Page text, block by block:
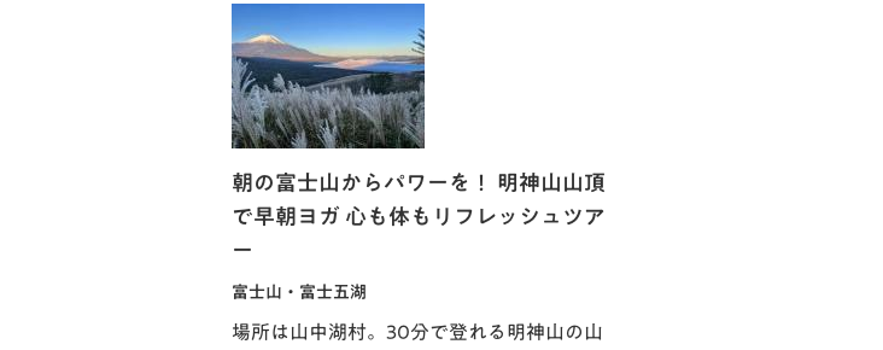
朝の富士山からパワーを！ 明神山山頂
で早朝ヨガ 心も体もリフレッシュツア
ー
富士山・富士五湖
場所は山中湖村。30分で登れる明神山の山